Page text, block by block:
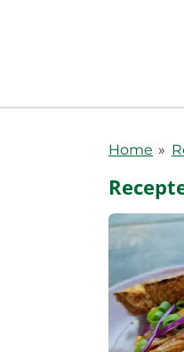
hoofdinhoud
Home »